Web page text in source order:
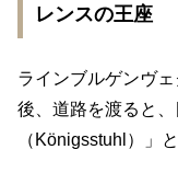
レンスの王座
ラインブルゲンヴ
後、道路を渡ると
（Königsstuhl）」